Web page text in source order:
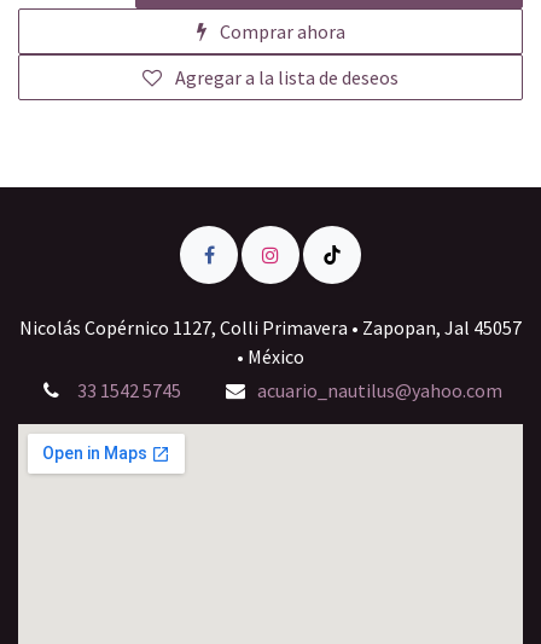
Comprar ahora
Agregar a la lista de deseos
Nicolás Copérnico 1127, Colli Primavera • Zapopan, Jal 45057
• México
33 1542 5745
acuario_nautilus@yahoo.com